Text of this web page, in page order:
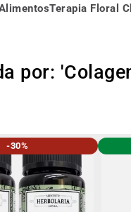
Terapia Floral
por:
-30%